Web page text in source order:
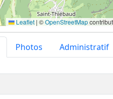
Leaflet | ©OpenStreetMap
Photos Administratif